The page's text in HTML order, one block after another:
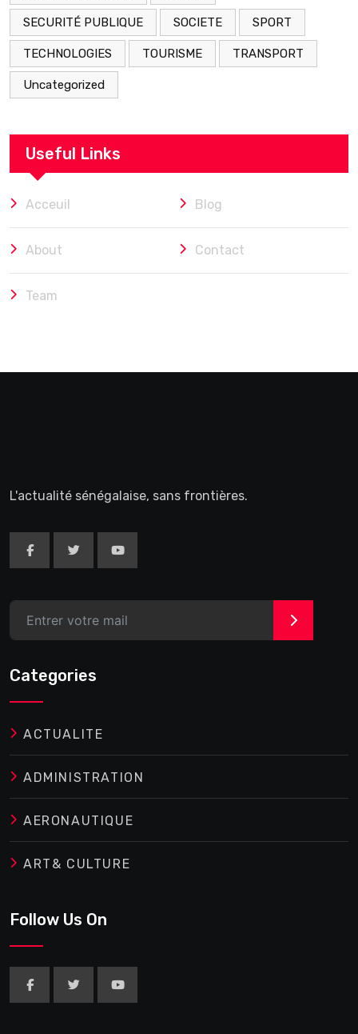
SECURITÉ PUBLIQUE SOCIETE SPORT
TECHNOLOGIES TOURISME TRANSPORT
Uncategorized
Useful Links
Acceuil Blog
About Contact
Team
L'actualité sénégalaise, sans frontières.
>
Categories
ACTUALITE
ADMINISTRATION
AERONAUTIQUE
ART& CULTURE
Follow Us On